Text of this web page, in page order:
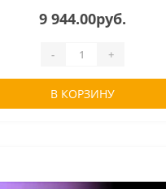
9 944.00руб.
- +
В КОРЗИНУ